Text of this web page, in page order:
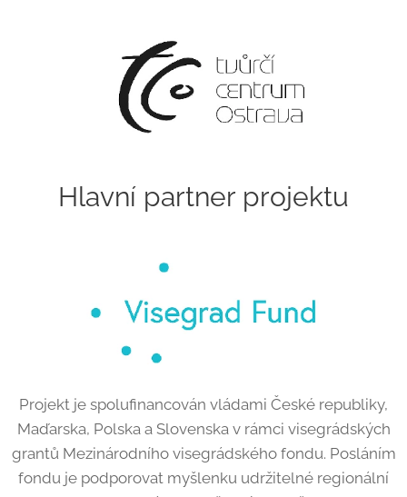
Hlavní partner projektu
Projekt je spolufinancován vládami České republiky,
Maďarska, Polska a Slovenska v rámci visegrádských
grantů Mezinárodního visegrádského fondu. Posláním
fondu je podporovat myšlenku udržitelné regionální